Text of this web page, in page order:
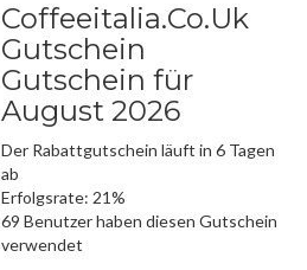
Coffeeitalia.Co.Uk
Gutschein
Gutschein für
August 2026
Der Rabattgutschein läuft in 6 Tagen
ab
Erfolgsrate: 21%
69 Benutzer haben diesen Gutschein
verwendet